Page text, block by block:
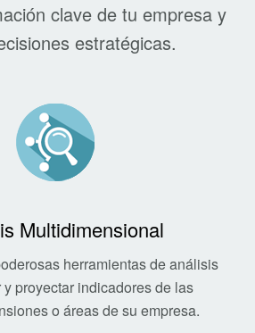
clave de tu empresa y
estratégicas.
Multidimensional
herramientas de análisis
proyectar indicadores de las
o áreas de su empresa.